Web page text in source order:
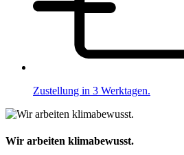
Zustellung in 3 Werktagen.
Wir arbeiten klimabewusst.